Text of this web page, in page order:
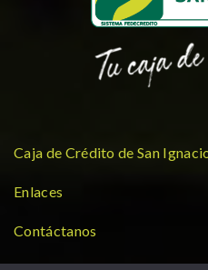
Caja de Crédito de San
Enlaces
Contáctanos